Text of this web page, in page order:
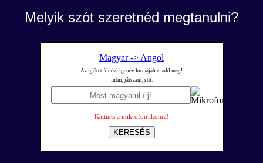
Melyik szót szeretnéd megtanulni?
Magyar -> Angol
Az igéket főnévi igenév formájában add meg!
futni, játszani, stb.
Kattints a mikrofon ikonra!
KERESÉS